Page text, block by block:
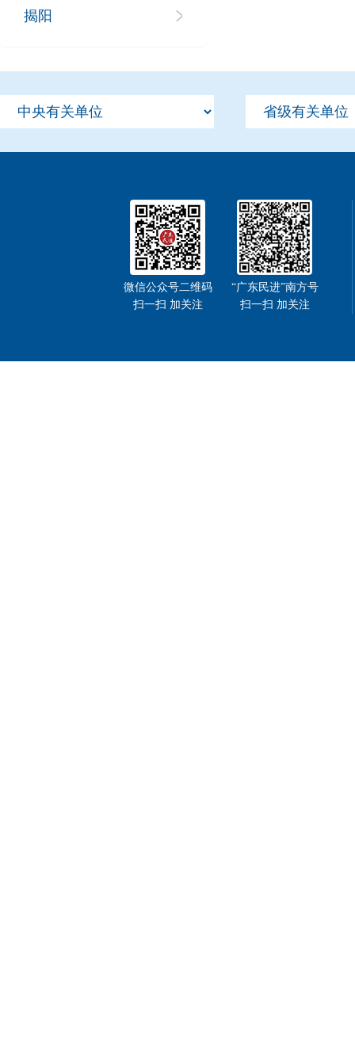
揭阳
“广东民进”南方号
扫一扫 加关注
微信公众号二维码
扫一扫 加关注